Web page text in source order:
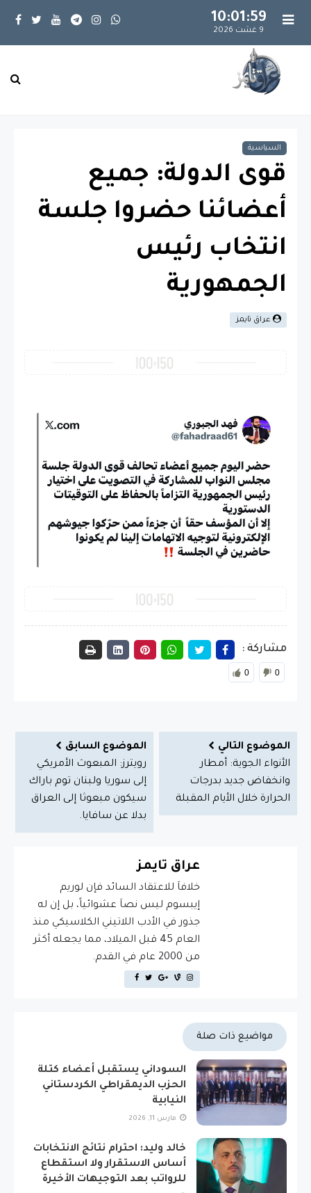
10:01:59
9 غشت 2026
السياسية
قوى الدولة: جميع
أعضائنا حضروا جلسة
انتخاب رئيس
الجمهورية
عراق تايمز
مشاركة :
0 0
الموضوع التالي
الأنواء الجوية: أمطار
وانخفاض جديد بدرجات
الحرارة خلال الأيام المقبلة
الموضوع السابق
رويترز: المبعوث الأمريكي
إلى سوريا ولبنان توم باراك
سيكون مبعوثا إلى العراق
بدلا عن سافايا.
عراق تايمز
خلافاَ للاعتقاد السائد فإن لوريم
إيبسوم ليس نصاَ عشوائياً، بل إن له
جذور في الأدب اللاتيني الكلاسيكي منذ
العام 45 قبل الميلاد، مما يجعله أكثر
من 2000 عام في القدم.
مواضيع ذات صلة
السوداني يستقبل أعضاء كتلة
الحزب الديمقراطي الكردستاني
النيابية
مارس 11, 2026
خالد وليد: احترام نتائج الانتخابات
أساس الاستقرار ولا استقطاع
للرواتب بعد التوجيهات الأخيرة